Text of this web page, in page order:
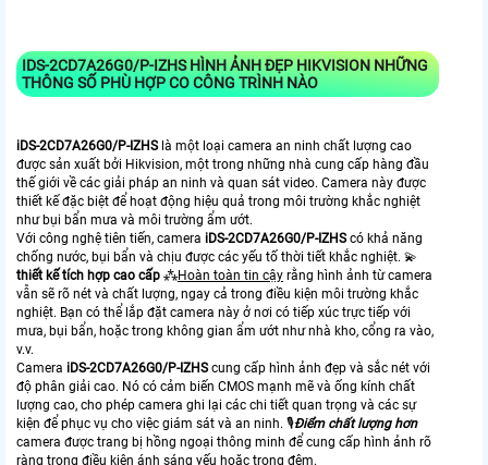
IDS-2CD7A26G0/P-IZHSHÌNH ẢNH ĐẸP HIKVISION NHỮNG
THÔNG SỐ PHÙ HỢP CO CÔNG TRÌNH NÀO
iDS-2CD7A26G0/P-IZHS là một loại camera an ninh chất lượng cao
được sản xuất bởi Hikvision, một trong những nhà cung cấp hàng đầu
thế giới về các giải pháp an ninh và quan sát video. Camera này được
thiết kế đặc biệt để hoạt động hiệu quả trong môi trường khắc nghiệt
như bụi bẩn mưa và môi trường ẩm ướt.
Với công nghệ tiên tiến, camera iDS-2CD7A26G0/P-IZHScó khả năng
chống nước, bụi bẩn và chịu được các yếu tố thời tiết khắc nghiệt. 💫
thiết kế tích hợp cao cấp ⁂Hoàn toàn tin cậy rằng hình ảnh từ camera
vẫn sẽ rõ nét và chất lượng, ngay cả trong điều kiện môi trường khắc
nghiệt. Bạn có thể lắp đặt camera này ở nơi có tiếp xúc trực tiếp với
mưa, bụi bẩn, hoặc trong không gian ẩm ướt như nhà kho, cổng ra vào,
v.v.
Camera iDS-2CD7A26G0/P-IZHScung cấp hình ảnh đẹp và sắc nét với
độ phân giải cao. Nó có cảm biến CMOS mạnh mẽ và ống kính chất
lượng cao, cho phép camera ghi lại các chi tiết quan trọng và các sự
kiện để phục vụ cho việc giám sát và an ninh. 🎙Điểm chất lượng hơn
camera được trang bị hồng ngoại thông minh để cung cấp hình ảnh rõ
ràng trong điều kiện ánh sáng yếu hoặc trong đêm.